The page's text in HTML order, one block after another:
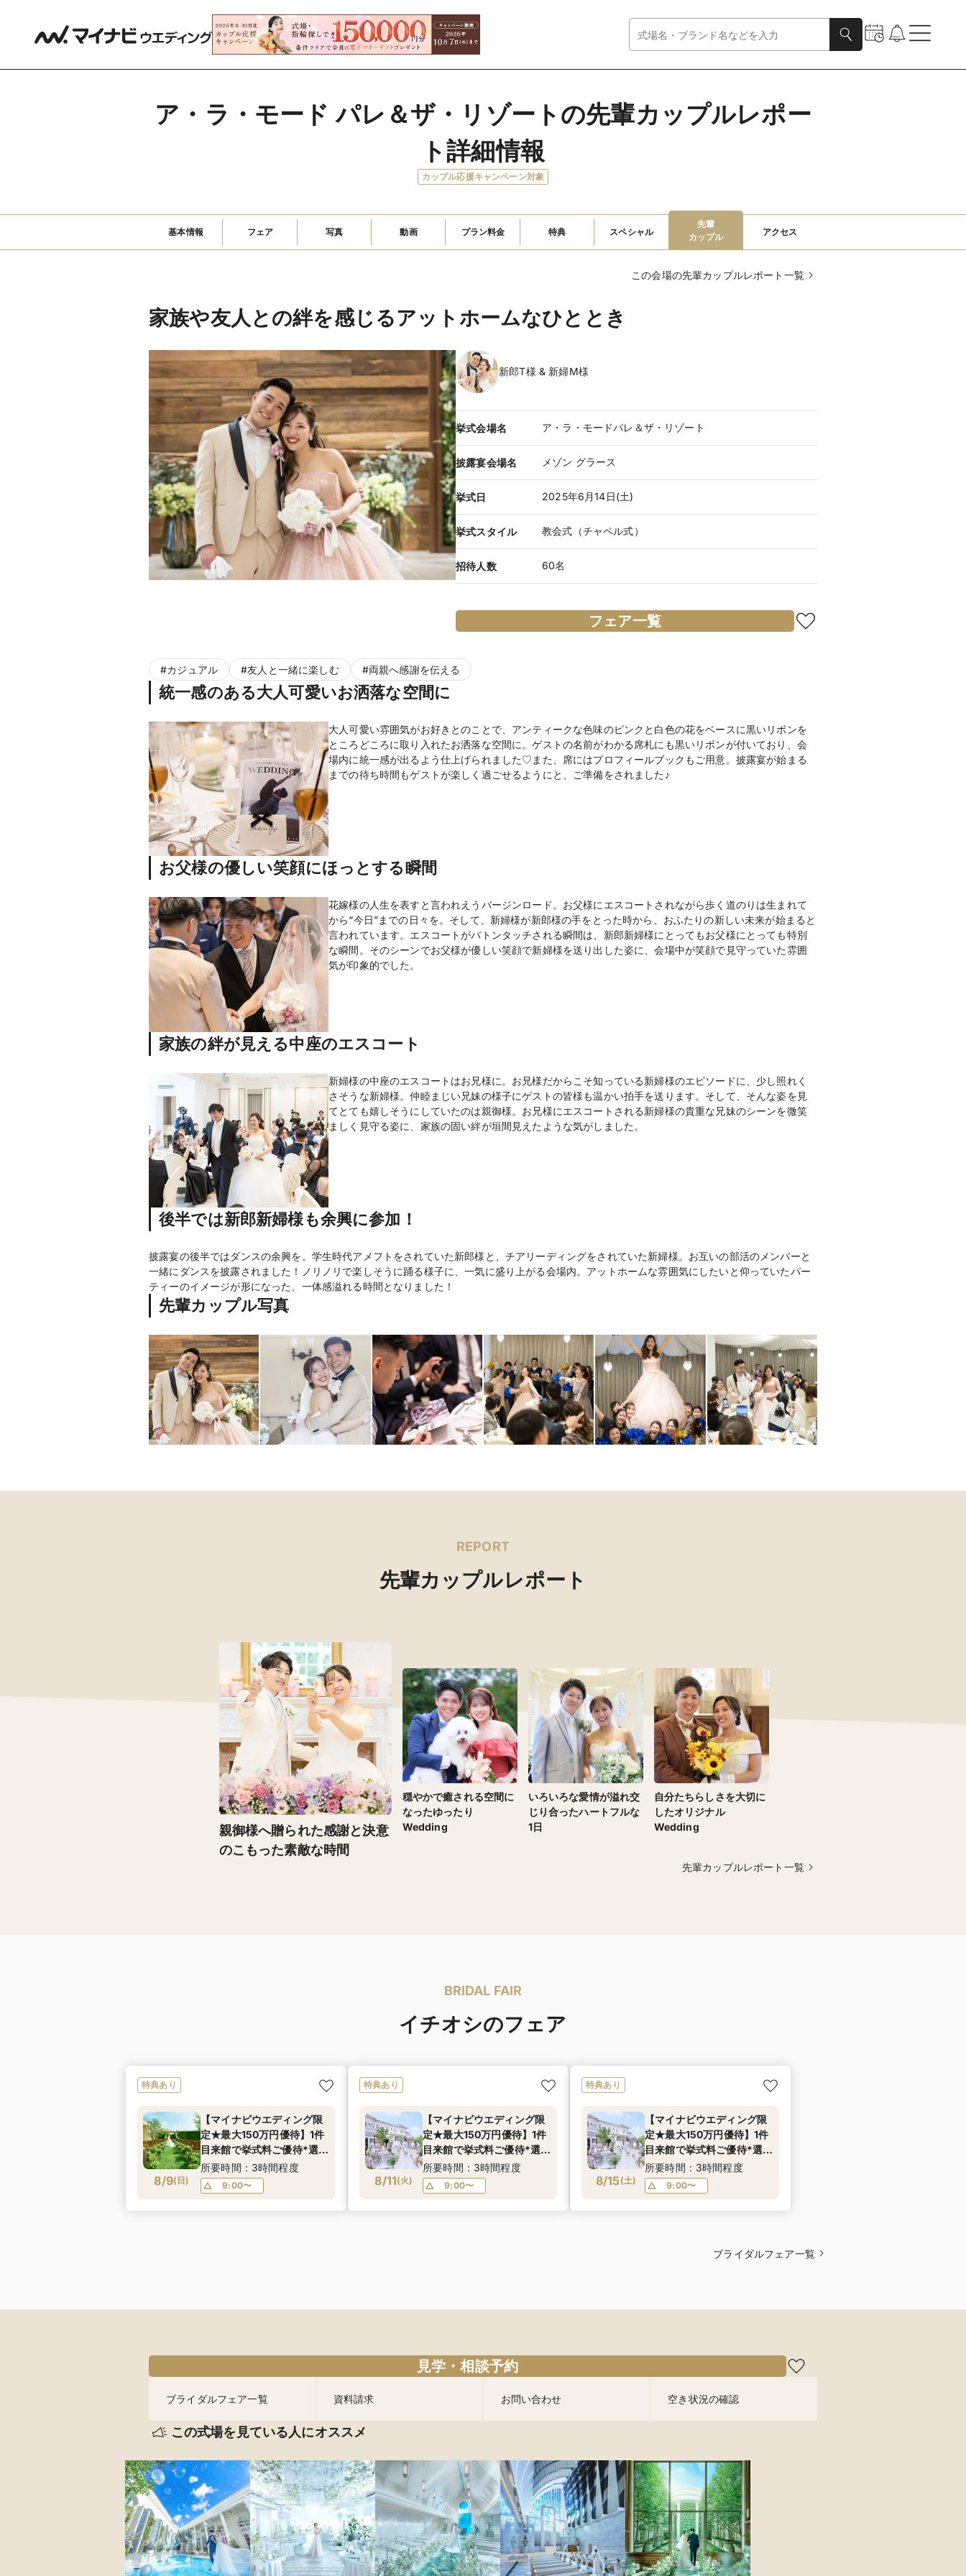
ア・ラ・モード パレ＆ザ・リゾートの先輩カップルレポー
ト詳細情報
カップル応援キャンペーン対象
基本情報 フェア 写真 動画 プラン料金 特典 スペシャル
先輩
カップル
アクセス
この会場の先輩カップルレポート一覧
家族や友人との絆を感じるアットホームなひととき
新郎T様 & 新婦M様
挙式会場名 ア・ラ・モードパレ＆ザ・リゾート
披露宴会場名 メゾン グラース
挙式日 2025年6月14日(土)
挙式スタイル 教会式（チャペル式）
招待人数 60名
フェア一覧
#カジュアル #友人と一緒に楽しむ #両親へ感謝を伝える
統一感のある大人可愛いお洒落な空間に
大人可愛い雰囲気がお好きとのことで、アンティークな色味のピンクと白色の花をベースに黒いリボンを
ところどころに取り入れたお洒落な空間に。ゲストの名前がわかる席札にも黒いリボンが付いており、会
場内に統一感が出るよう仕上げられました♡また、席にはプロフィールブックもご用意。披露宴が始まる
までの待ち時間もゲストが楽しく過ごせるようにと、ご準備をされました♪
お父様の優しい笑顔にほっとする瞬間
花嫁様の人生を表すと言われえうバージンロード。お父様にエスコートされながら歩く道のりは生まれて
から“今日”までの日々を。そして、新婦様が新郎様の手をとった時から、おふたりの新しい未来が始まると
言われています。エスコートがバトンタッチされる瞬間は、新郎新婦様にとってもお父様にとっても特別
な瞬間。そのシーンでお父様が優しい笑顔で新婦様を送り出した姿に、会場中が笑顔で見守っていた雰囲
気が印象的でした。
家族の絆が見える中座のエスコート
新婦様の中座のエスコートはお兄様に。お兄様だからこそ知っている新婦様のエピソードに、少し照れく
さそうな新婦様。仲睦まじい兄妹の様子にゲストの皆様も温かい拍手を送ります。そして、そんな姿を見
てとても嬉しそうにしていたのは親御様。お兄様にエスコートされる新婦様の貴重な兄妹のシーンを微笑
ましく見守る姿に、家族の固い絆が垣間見えたような気がしました。
後半では新郎新婦様も余興に参加！
披露宴の後半ではダンスの余興を。学生時代アメフトをされていた新郎様と、チアリーディングをされていた新婦様。お互いの部活のメンバーと
一緒にダンスを披露されました！ノリノリで楽しそうに踊る様子に、一気に盛り上がる会場内。アットホームな雰囲気にしたいと仰っていたパー
ティーのイメージが形になった、一体感溢れる時間となりました！
先輩カップル写真
REPORT
先輩カップルレポート
親御様へ贈られた感謝と決意
のこもった素敵な時間
穏やかで癒される空間に
なったゆったり
Wedding
いろいろな愛情が溢れ交
じり合ったハートフルな
1日
自分たちらしさを大切に
したオリジナル
Wedding
先輩カップルレポート一覧
BRIDAL FAIR
イチオシのフェア
特典あり
8/9( 日)
【マイナビウエディング限
定★最大150万円優待】1件
目来館で挙式料ご優待*選べ
る3つの貸切邸宅×リゾート
W体験フェア
所要時間：3時間程度
9:00〜
特典あり
8/11(火)
【マイナビウエディング限
定★最大150万円優待】1件
目来館で挙式料ご優待*選べ
る3つの貸切邸宅×リゾート
W体験フェア
所要時間：3時間程度
9:00〜
特典あり
8/15(土)
【マイナビウエディング限
定★最大150万円優待】1件
目来館で挙式料ご優待*選べ
る3つの貸切邸宅×リゾート
W体験フェア
所要時間：3時間程度
9:00〜
ブライダルフェア一覧
見学・相談予約
ブライダルフェア一覧 資料請求 お問い合わせ 空き状況の確認
この式場を見ている人にオススメ